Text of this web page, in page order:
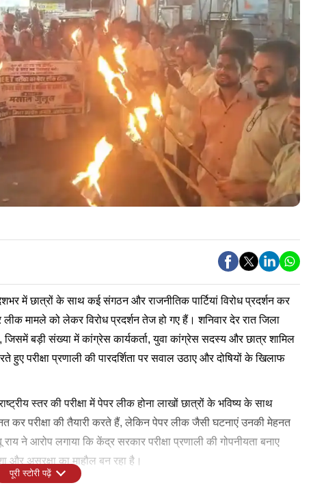
में छात्रों के साथ कई संगठन और राजनीतिक पार्टियां विरोध प्रदर्शन कर
मामले को लेकर विरोध प्रदर्शन तेज हो गए हैं। शनिवार देर रात जिला
बड़ी संख्या में कांग्रेस कार्यकर्ता, युवा कांग्रेस सदस्य और छात्र शामिल
परीक्षा प्रणाली की पारदर्शिता पर सवाल उठाए और दोषियों के खिलाफ
स्तर की परीक्षा में पेपर लीक होना लाखों छात्रों के भविष्य के साथ
कर परीक्षा की तैयारी करते हैं, लेकिन पेपर लीक जैसी घटनाएं उनकी मेहनत
ने आरोप लगाया कि केंद्र सरकार परीक्षा प्रणाली की गोपनीयता बनाए
और असुरक्षा का माहौल बन रहा है।
पूरी स्टोरी पढ़ें